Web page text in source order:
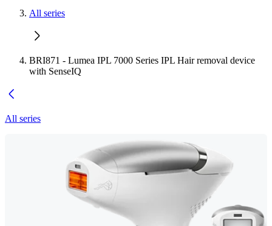
All series
BRI871 - Lumea IPL 7000 Series IPL Hair removal device
with SenseIQ
All series